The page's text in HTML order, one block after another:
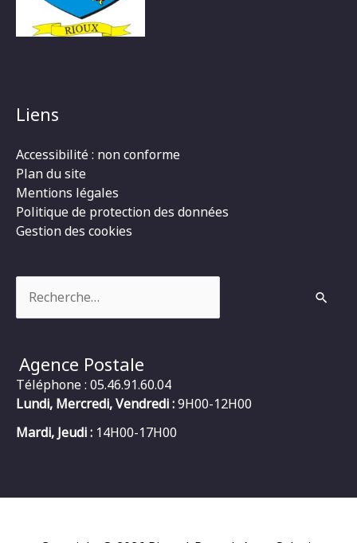
Liens
Accessibilité : non conforme
Plan du site
Mentions légales
Politique de protection des données
Gestion des cookies
Agence Postale
Téléphone : 05.46.91.60.04
Lundi, Mercredi, Vendredi :9H00-12H00
Mardi, Jeudi : 14H00-17H00